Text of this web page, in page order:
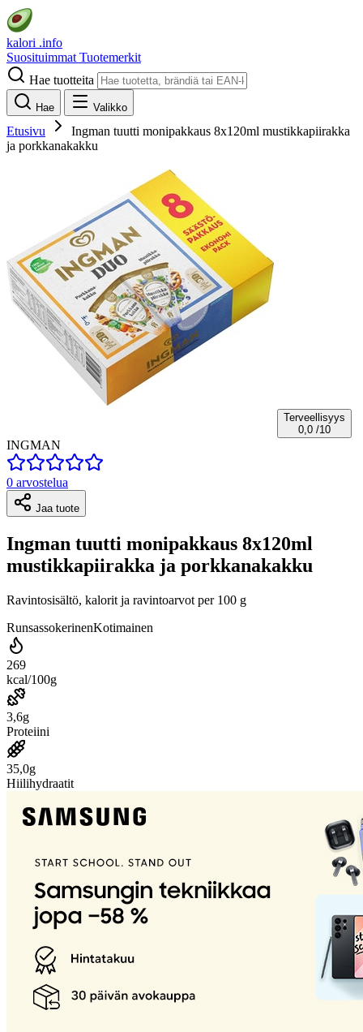
kalori .info
Suosituimmat Tuotemerkit
Hae tuotteita
Hae Valikko
Etusivu
Ingman tuutti monipakkaus 8x120ml mustikkapiirakka
ja porkkanakakku
Terveellisyys
0,0 /10
INGMAN
0 arvostelua
Jaa tuote
Ingman tuutti monipakkaus 8x120ml
mustikkapiirakka ja porkkanakakku
Ravintosisältö, kalorit ja ravintoarvot per 100 g
RunsassokerinenKotimainen
269
kcal/100g
3,6g
Proteiini
35,0g
Hiilihydraatit